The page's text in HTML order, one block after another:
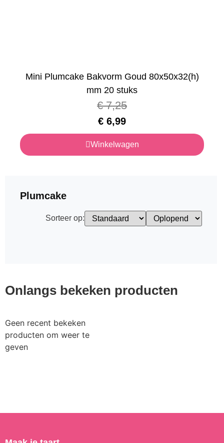
Mini Plumcake Bakvorm Goud 80x50x32(h)
mm 20 stuks
€7,25
€ 6,99
Winkelwagen
Plumcake
Sorteer op:
Onlangs bekeken producten
Geen recent bekeken
producten om weer te
geven